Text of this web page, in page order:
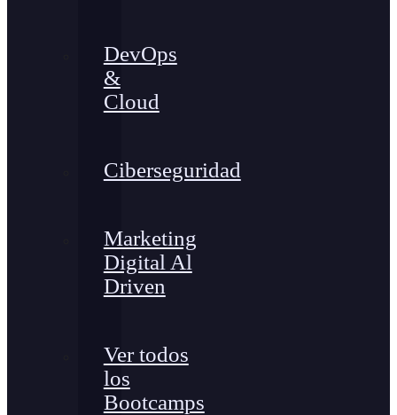
DevOps
&
Cloud
Ciberseguridad
Marketing
Digital Al
Driven
Ver todos
los
Bootcamps